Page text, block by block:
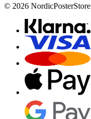
© 2026 NordicPosterStore